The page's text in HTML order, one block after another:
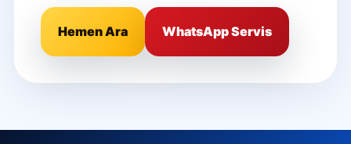
Hemen Ara WhatsApp Servis